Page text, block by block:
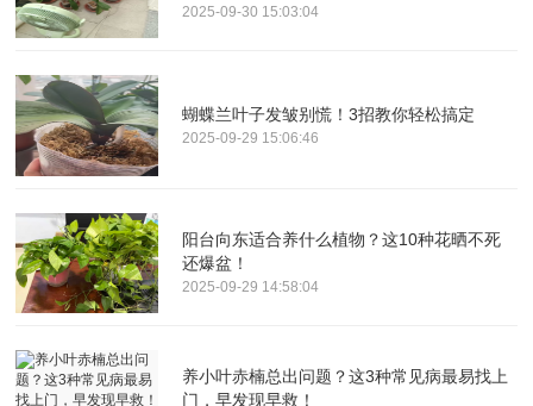
2025-09-30 15:03:04
蝴蝶兰叶子发皱别慌！3招教你轻松搞定
2025-09-29 15:06:46
阳台向东适合养什么植物？这10种花晒不死
还爆盆！
2025-09-29 14:58:04
养小叶赤楠总出问题？这3种常见病最易找上
门，早发现早救！